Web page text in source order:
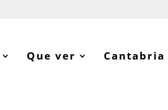
Que ver Cantabria